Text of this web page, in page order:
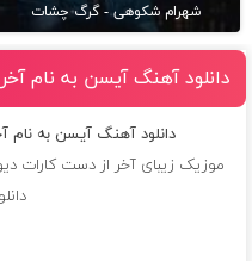
شهرام شکوهی - گرگ چشات
دانلود آهنگ آیسن به نام
دانلود آهنگ آیسن به نام
موزیک زیبای آخر از دست کارات